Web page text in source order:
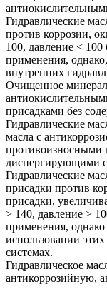
Гидравлические
против коррозии,
100, давление <
применения,
внутренних
Очищенное
присадками без
Гидравлические
масла с
диспергирующими
Гидравлические
присадки против
присадки,
> 140, давление >
применения,
использовании
системах.
Гидравлическое
антикоррозийную,